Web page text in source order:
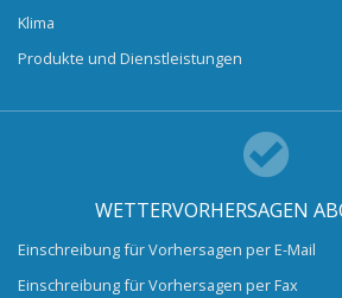
Klima
Produkte und Dienstleistungen
WETTERVORHERSAGEN
Einschreibung für Vorhersagen per E-Mail
Einschreibung für Vorhersagen per Fax